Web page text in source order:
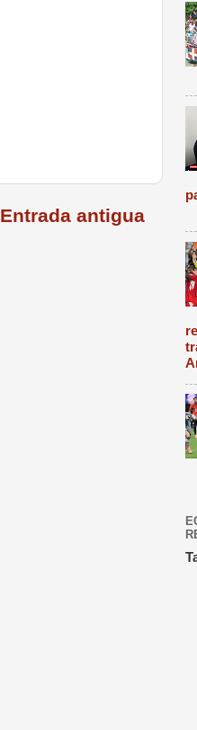
Entrada antigua